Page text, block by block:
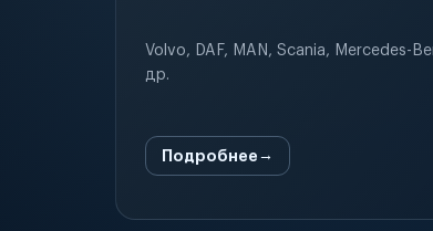
Volvo, DAF, MAN, Scania, Mercedes-
др.
Подробнее